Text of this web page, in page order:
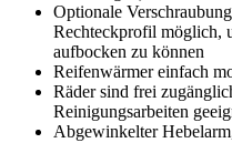
Optionale
Rechteckprofil möglich,
aufbocken zu können
Reifenwärmer einfach
Räder sind frei
Reinigungsarbeiten
Abgewinkelter